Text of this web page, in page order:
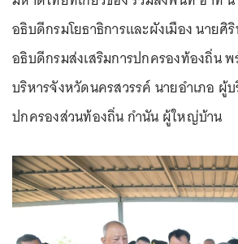
อธิบดีกรมโยธาธิการและผังเมือง นายศิ
อธิบดีกรมส่งเสริมการปกครองท้องถิ่น
บริหารจังหวัดนครสวรรค์ นายอำเภอ ผู้
ปกครองส่วนท้องถิ่น กำนัน ผู้ใหญ่บ้าน